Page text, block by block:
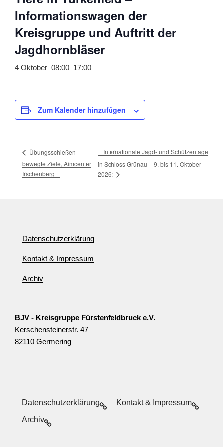
Informationswagen der
Kreisgruppe und Auftritt der
Jagdhornbläser
4 Oktober–08:00–17:00
Zum Kalender hinzufügen
Übungsschießen
bewegte Ziele, Aimcenter
Irschenberg
Internationale Jagd- und Schützentage
in Schloss Grünau – 9. bis 11. Oktober
2026:
Datenschutzerklärung
Kontakt & Impressum
Archiv
BJV - Kreisgruppe Fürstenfeldbruck e.V.
Kerschensteinerstr. 47
82110 Germering
Datenschutzerklärung
Kontakt & Impressum
Archiv